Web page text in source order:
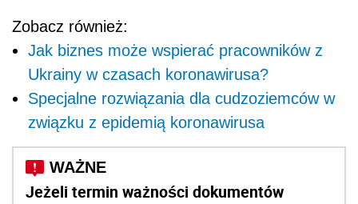
Zobacz również:
Jak biznes może wspierać pracowników z
Ukrainy w czasach koronawirusa?
Specjalne rozwiązania dla cudzoziemców w
związku z epidemią koronawirusa
Jeżeli termin ważności dokumentów